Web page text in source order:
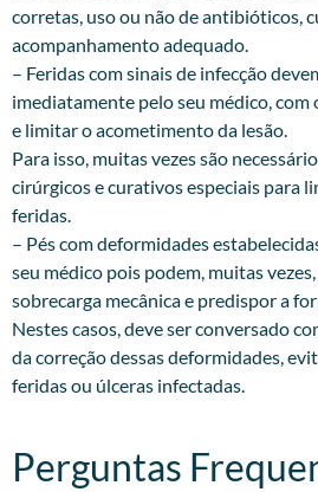
corretas, uso ou não de antibióticos,
acompanhamento adequado.
– Feridas com sinais de infecção
imediatamente pelo seu médico,
e limitar o acometimento da lesão.
Para isso, muitas vezes são
cirúrgicos e curativos especiais para
feridas.
– Pés com deformidades
seu médico pois podem, muitas
sobrecarga mecânica e predispor a
Nestes casos, deve ser conversado
da correção dessas deformidades,
feridas ou úlceras infectadas.
Perguntas